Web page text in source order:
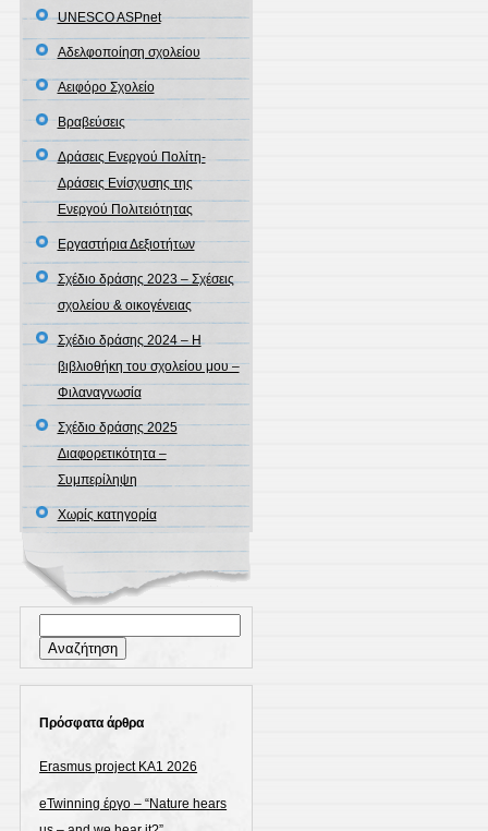
UNESCO ASPnet
Αδελφοποίηση σχολείου
Αειφόρο Σχολείο
Βραβεύσεις
Δράσεις Ενεργού Πολίτη-
Δράσεις Ενίσχυσης της
Ενεργού Πολιτειότητας
Εργαστήρια Δεξιοτήτων
Σχέδιο δράσης 2023 – Σχέσεις
σχολείου & οικογένειας
Σχέδιο δράσης 2024 – Η
βιβλιοθήκη του σχολείου μου –
Φιλαναγνωσία
Σχέδιο δράσης 2025
Διαφορετικότητα –
Συμπερίληψη
Χωρίς κατηγορία
για:
Πρόσφατα άρθρα
Erasmus project KA1 2026
eTwinning έργο – “Nature hears